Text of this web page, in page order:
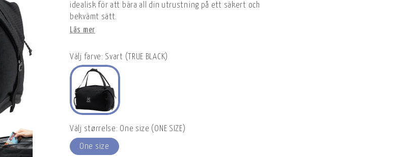
idealisk för att bära all din utrustning på ett säkert och
bekvämt sätt.
Läs mer
Välj farve: Svart (TRUE BLACK)
Välj størrelse: One size (ONE SIZE)
One size